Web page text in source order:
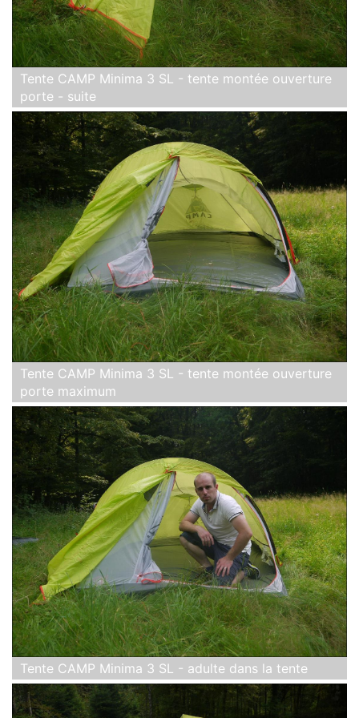
Tente CAMP Minima 3 SL - tente montée ouverture
porte - suite
Tente CAMP Minima 3 SL - tente montée ouverture
porte maximum
Tente CAMP Minima 3 SL - adulte dans la tente